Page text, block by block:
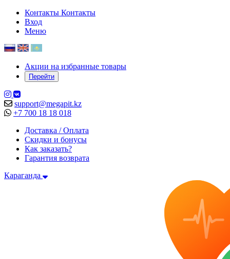
Контакты Контакты
Вход
Меню
Акции на избранные товары
Перейти
support@megapit.kz
+7 700 18 18 018
Доставка / Оплата
Скидки и бонусы
Как заказать?
Гарантия возврата
Караганда